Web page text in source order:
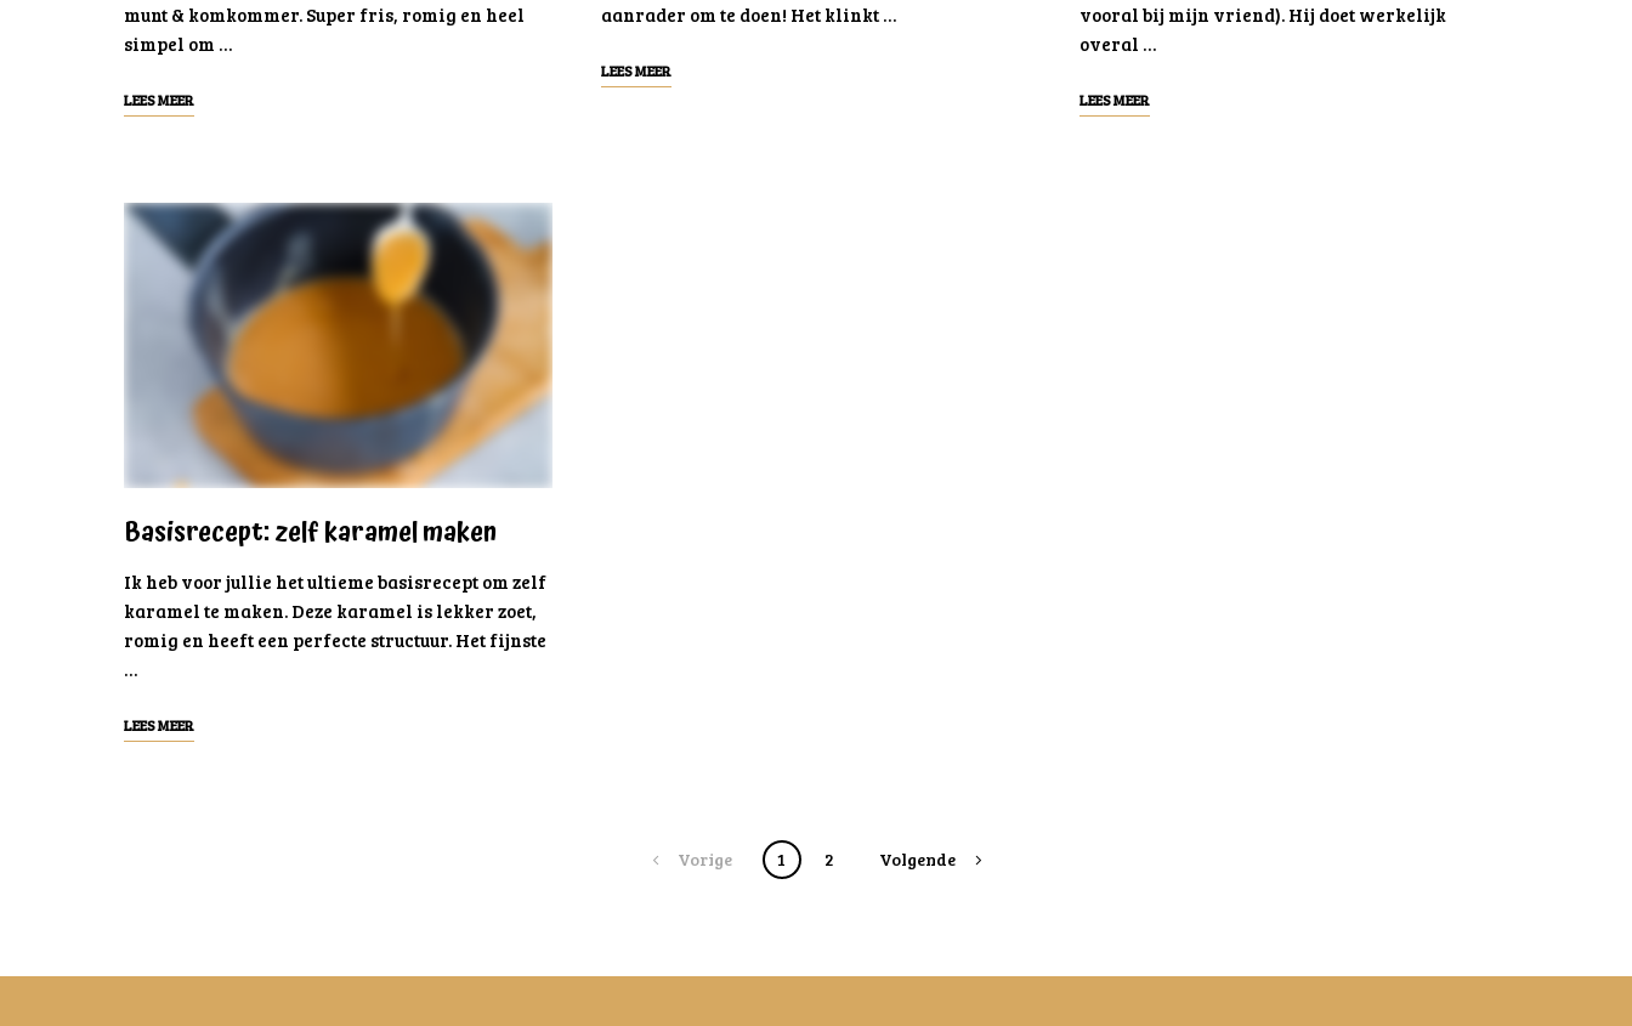
munt & komkommer. Super fris, romig en heel
simpel om …
LEES MEER
aanrader om te doen! Het klinkt …
LEES MEER
vooral bij mijn vriend). Hij doet werkelijk
overal …
LEES MEER
Basisrecept: zelf karamel maken
Ik heb voor jullie het ultieme basisrecept om zelf
karamel te maken. Deze karamel is lekker zoet,
romig en heeft een perfecte structuur. Het fijnste
…
LEES MEER
Vorige 1 2 Volgende